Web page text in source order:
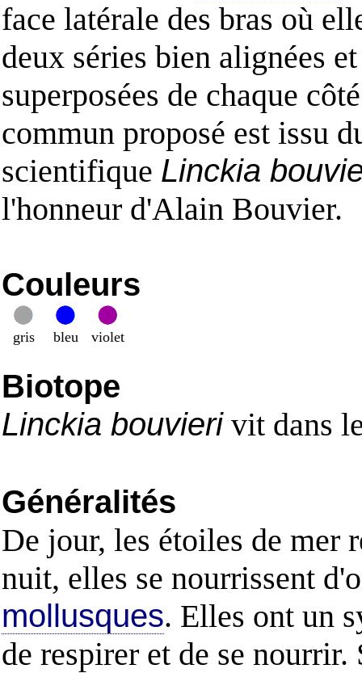
face latérale des bras où
deux séries bien alignées et
superposées de chaque
commun proposé est issu
scientifique Linckia
l'honneur d'Alain Bouvier.
Couleurs
gris bleu violet
Biotope
Linckia bouvierivit dans
Généralités
De jour, les étoiles de mer
nuit, elles se nourrissent
mollusques. Elles ont un
de respirer et de se nourrir.